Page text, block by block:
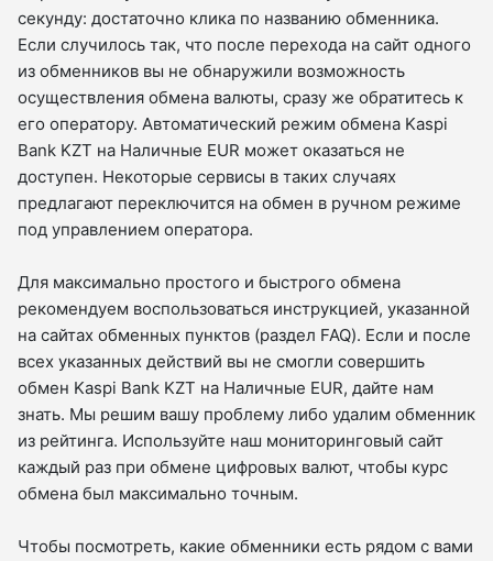
секунду: достаточно клика по названию обменника.
Если случилось так, что после перехода на сайт одного
из обменников вы не обнаружили возможность
осуществления обмена валюты, сразу же обратитесь к
его оператору. Автоматический режим обмена Kaspi
Bank KZT на Наличные EUR может оказаться не
доступен. Некоторые сервисы в таких случаях
предлагают переключится на обмен в ручном режиме
под управлением оператора.
Для максимально простого и быстрого обмена
рекомендуем воспользоваться инструкцией, указанной
на сайтах обменных пунктов (раздел FAQ). Если и после
всех указанных действий вы не смогли совершить
обмен Kaspi Bank KZT на Наличные EUR, дайте нам
знать. Мы решим вашу проблему либо удалим обменник
из рейтинга. Используйте наш мониторинговый сайт
каждый раз при обмене цифровых валют, чтобы курс
обмена был максимально точным.
Чтобы посмотреть, какие обменники есть рядом с вами